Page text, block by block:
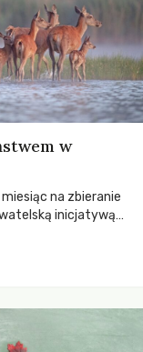
w
na zbieranie
inicjatywą
projekt
i zwierząt,
dotychczasowy
łowiectwa w